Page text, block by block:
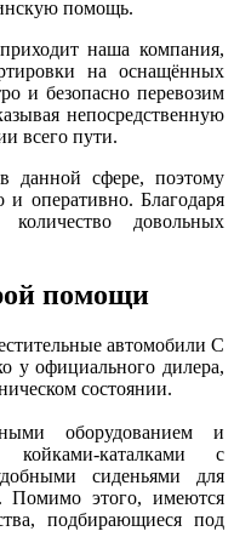
помощь.
наша компания,
на оснащённых
и безопасно перевозим
непосредственную
всего пути.
сфере, поэтому
и оперативно. Благодаря
довольных
помощи
автомобили С
у официального дилера,
состоянии.
оборудованием и
койками-каталками с
сиденьями для
Помимо этого, имеются
подбирающиеся под